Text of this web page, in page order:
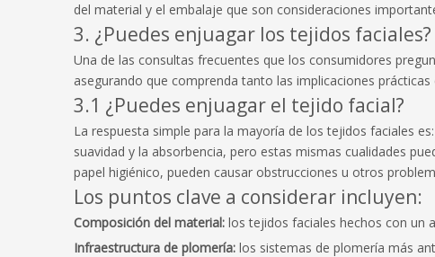
del material y el embalaje que son consideraciones
3. ¿Puedes enjuagar los tejidos
Una de las consultas frecuentes que los consumidores
asegurando que comprenda tanto las implicaciones
3.1 ¿Puedes enjuagar el tejido facial?
La respuesta simple para la mayoría de los tejidos faciales
suavidad y la absorbencia, pero estas mismas cualidades
papel higiénico, pueden causar obstrucciones u otros
Los puntos clave a considerar incluyen:
Composición del material: los tejidos faciales hechos con un
Infraestructura de plomería: los sistemas de plomería más